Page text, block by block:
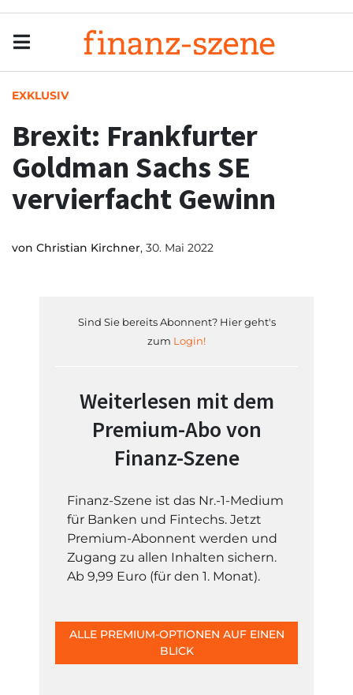
EXKLUSIV
Brexit: Frankfurter
Goldman Sachs SE
vervierfacht Gewinn
von Christian Kirchner, 30. Mai 2022
Sind Sie bereits Abonnent? Hier geht's
zum Login!
Weiterlesen mit dem
Premium-Abo von
Finanz-Szene
Finanz-Szene ist das Nr.-1-Medium
für Banken und Fintechs. Jetzt
Premium-Abonnent werden und
Zugang zu allen Inhalten sichern.
Ab 9,99 Euro (für den 1. Monat).
ALLE PREMIUM-OPTIONEN AUF EINEN
BLICK